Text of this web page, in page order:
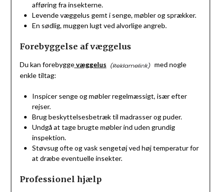
afføring fra insekterne.
Levende væggelus gemt i senge, møbler og sprækker.
En sødlig, muggen lugt ved alvorlige angreb.
Forebyggelse af væggelus
Du kan forebygge væggelus
med nogle
enkle tiltag:
Inspicer senge og møbler regelmæssigt, især efter
rejser.
Brug beskyttelsesbetræk til madrasser og puder.
Undgå at tage brugte møbler ind uden grundig
inspektion.
Støvsug ofte og vask sengetøj ved høj temperatur for
at dræbe eventuelle insekter.
Professionel hjælp